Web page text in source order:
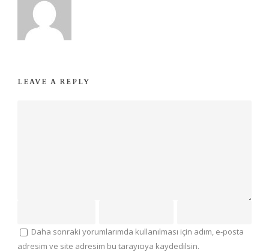
LEAVE A REPLY
Daha sonraki yorumlarımda kullanılması için adım, e-posta
adresim ve site adresim bu tarayıcıya kaydedilsin.